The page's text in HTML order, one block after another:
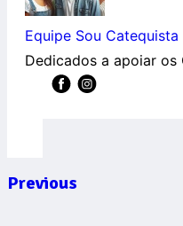
Equipe Sou Catequista
Dedicados a apoiar os
Previous